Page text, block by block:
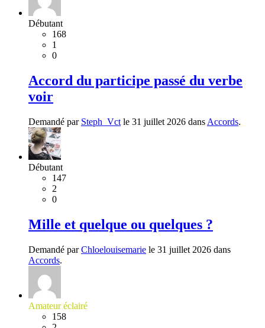
Débutant
168
1
0
Accord du participe passé du verbe
voir
Demandé par Steph_Vct le 31 juillet 2026 dans Accords.
Débutant
147
2
0
Mille et quelque ou quelques ?
Demandé parChloelouisemarie le 31 juillet 2026 dans
Accords.
Amateur éclairé
158